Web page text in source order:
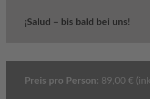
¡Salud – bis bald bei uns!
Preis pro Person: 89,00 €